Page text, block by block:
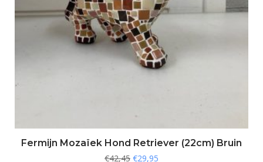
Fermijn Mozaïek Hond Retriever (22cm) Bruin
€42,45 €29,95